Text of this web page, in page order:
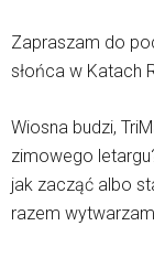
Zapraszam do
słońca w Katach
Wiosna budzi,
zimowego
jak zacząć albo
razem